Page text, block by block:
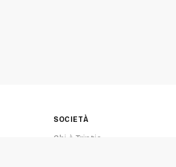
SOCIETÀ
Chi è Triptic